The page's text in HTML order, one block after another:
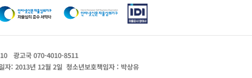
광고국 070-4010-8511
자: 2013년 12월 2일 청소년보호책임자 : 박상유